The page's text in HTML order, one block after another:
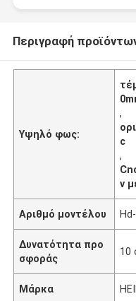
Περιγραφή
Υψηλό φως:
,
c
,
ν
Αριθμό μοντέλου
Δυνατότητα προ
σφοράς
10
Μάρκα